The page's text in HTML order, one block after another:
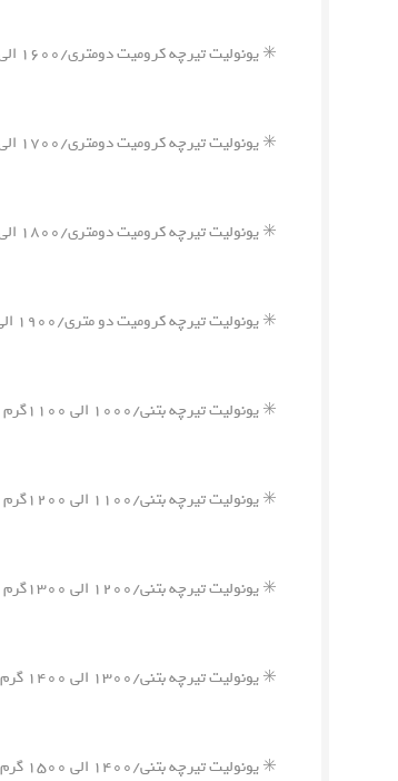
✳️ یونولیت تیرچه کرومیت دومتری/۱۶۰۰ الی ۱۷۰۰ گرم ⬅️۱,۱۵۰,۰۰۰ ریال
✳️ یونولیت تیرچه کرومیت دومتری/۱۷۰۰ الی ۱۸۰۰ گرم ⬅️۱,۲۰۰,۰۰۰ ریال
✳️ یونولیت تیرچه کرومیت دومتری/۱۸۰۰ الی ۱۹۰۰ گرم ⬅️۱,۲۵۰,۰۰۰ ریال
✳️ یونولیت تیرچه کرومیت دو متری/۱۹۰۰ الی ۲۰۰۰ گرم ⬅️۱,۳۰۰,۰۰۰ ریال
✳️ یونولیت تیرچه بتنی/۱۰۰۰ الی ۱۱۰۰گرم ⬅️۷۰۰,۰۰۰ ریال
✳️ یونولیت تیرچه بتنی/۱۱۰۰ الی ۱۲۰۰گرم ⬅️۷۵۰,۰۰۰ ریال
✳️ یونولیت تیرچه بتنی/۱۲۰۰ الی ۱۳۰۰گرم ⬅️ ۸۰۰,۰۰۰ ریال
✳️ یونولیت تیرچه بتنی/۱۳۰۰ الی ۱۴۰۰ گرم ⬅️ ۸۵۰,۰۰۰ ریال
✳️ یونولیت تیرچه بتنی/۱۴۰۰ الی ۱۵۰۰ گرم ⬅️ ۹۰۰,۰۰۰ ریال